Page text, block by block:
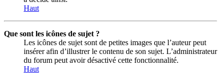
Haut
Que sont les icônes de sujet ?
Les icônes de sujet sont de petites images que l’auteur peut
insérer afin d’illustrer le contenu de son sujet. L’administrateur
du forum peut avoir désactivé cette fonctionnalité.
Haut